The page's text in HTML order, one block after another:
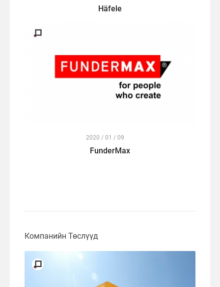
Häfele
2020 / 01 / 09
FunderMax
Компанийн Төслүүд